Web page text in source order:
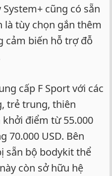
cũng có sẵn
tùy chọn gắn thêm
cảm biến hỗ trợ đỗ
cấp F Sport với các
trẻ trung, thiên
điểm từ 55.000
70.000 USD. Bên
sẵn bộ bodykit thể
còn sở hữu hệ